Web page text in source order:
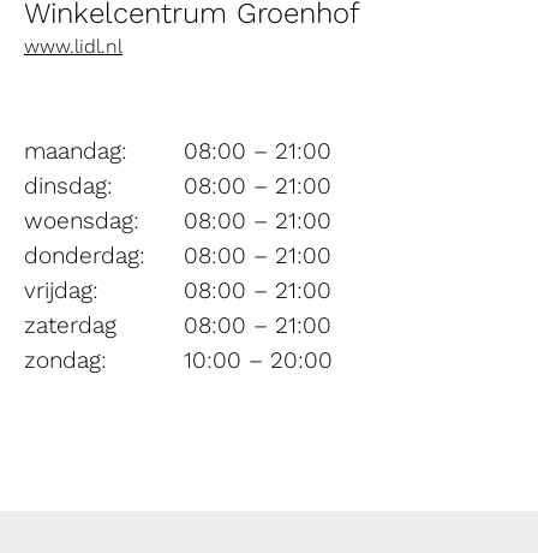
Winkelcentrum Groenhof
www.lidl.nl
maandag:
08:00 – 21:00
dinsdag:
08:00 – 21:00
woensdag:
08:00 – 21:00
donderdag:
08:00 – 21:00
vrijdag:
08:00 – 21:00
zaterdag
08:00 – 21:00
zondag:
10:00 – 20:00